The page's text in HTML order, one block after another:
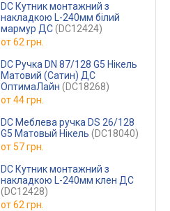
DC Кутник монтажний з
накладкою L-240мм білий
мармур ДС(DC12424)
от62 грн.
DC Ручка DN 87/128 G5 Нікель
Матовий (Сатин) ДС
ОптимаЛайн (DC18268)
от44 грн.
DC Меблева ручка DS 26/128
G5 Матовый Нікель (DC18040)
от57 грн.
DC Кутник монтажний з
накладкою L-240мм клен ДС
(DC12428)
от62 грн.